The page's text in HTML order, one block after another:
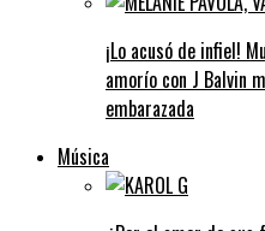
¡Lo acusó de infiel!
amorío con J Balvin
embarazada
Música